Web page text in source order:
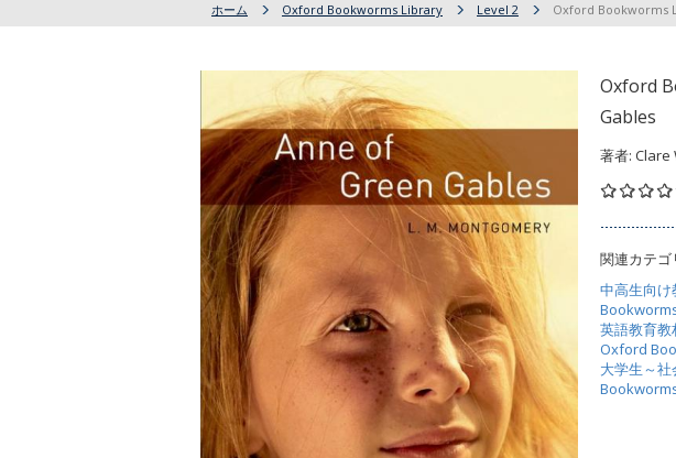
ホーム Oxford Bookworms Library Level 2 Oxford Bookworms
Oxford
Gables
著者: Clare
関連カテゴ
中高生向け
英語教育教
Oxford
大学生～